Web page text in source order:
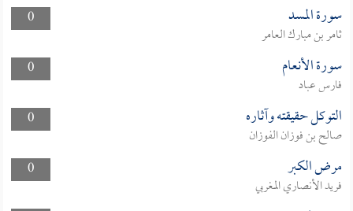
0 سورة المسد
ثامر بن مبارك العامر
0
سورة الأنعام
فارس عباد
0
التوكل حقيقته وآثاره
صالح بن فوزان الفوزان
0
مرض الكبر
فريد الأنصاري المغربي